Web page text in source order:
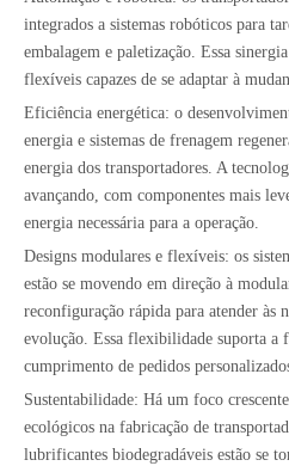
integrados a sistemas robóticos para
embalagem e paletização. Essa
flexíveis capazes de se adaptar à
Eficiência energética: o
energia e sistemas de frenagem
energia dos transportadores. A
avançando, com componentes mais
energia necessária para a operação.
Designs modulares e flexíveis: os
estão se movendo em direção à
reconfiguração rápida para atender às
evolução. Essa flexibilidade suporta a
cumprimento de pedidos
Sustentabilidade: Há um foco
ecológicos na fabricação de
lubrificantes biodegradáveis ​​estão se